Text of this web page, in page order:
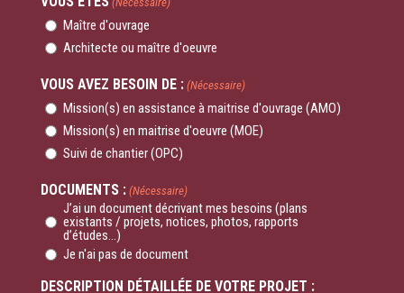
Maître d'ouvrage
Architecte ou maître d'oeuvre
VOUS AVEZ BESOIN DE : (Nécessaire)
Mission(s) en assistance à maitrise d'ouvrage (AMO)
Mission(s) en maitrise d'oeuvre (MOE)
Suivi de chantier (OPC)
DOCUMENTS : (Nécessaire)
J’ai un document décrivant mes besoins (plans
existants / projets, notices, photos, rapports
d’études...)
Je n'ai pas de document
DESCRIPTION DÉTAILLÉE DE VOTRE PROJET :